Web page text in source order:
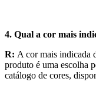
4. Qual a cor mais
R: A cor mais indicada
produto é uma escolha
catálogo de cores,